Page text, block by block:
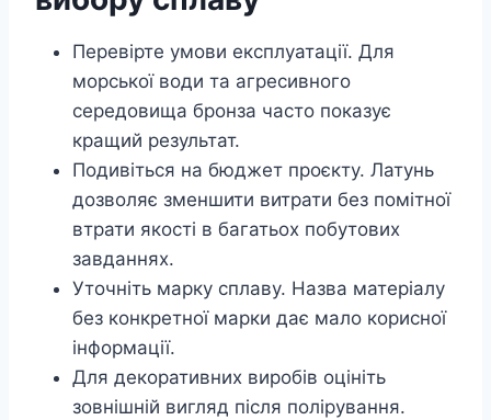
Перевірте умови експлуатації. Для
морської води та агресивного
середовища бронза часто показує
кращий результат.
Подивіться на бюджет проєкту. Латунь
дозволяє зменшити витрати без помітної
втрати якості в багатьох побутових
завданнях.
Уточніть марку сплаву. Назва матеріалу
без конкретної марки дає мало корисної
інформації.
Для декоративних виробів оцініть
зовнішній вигляд після полірування.